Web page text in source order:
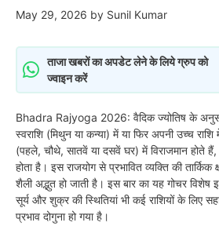
May 29, 2026 by Sunil Kumar
ताजा खबरों का अपडेट लेने के लिये ग्रुप को
ज्वाइन करें
Bhadra Rajyoga 2026: वैदिक ज्योतिष के
स्वराशि (मिथुन या कन्या) में या फिर अपनी उच्च
(पहले, चौथे, सातवें या दसवें घर) में विराजमान होते हैं,
होता है। इस राजयोग से प्रभावित व्यक्ति की
शैली अद्भुत हो जाती है। इस बार का यह गोचर विशेष
सूर्य और शुक्र की स्थितियां भी कई राशियों के लिए
प्रभाव दोगुना हो गया है।